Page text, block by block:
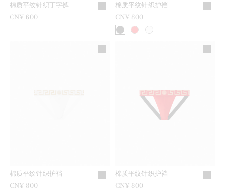
棉质平纹针织丁字裤
CN¥ 600
棉质平纹针织护裆
CN¥ 800
棉质平纹针织护裆
CN¥ 800
棉质平纹针织护裆
CN¥ 800